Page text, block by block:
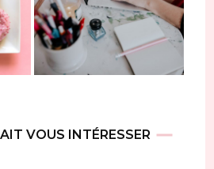
VOUS INTÉRESSER